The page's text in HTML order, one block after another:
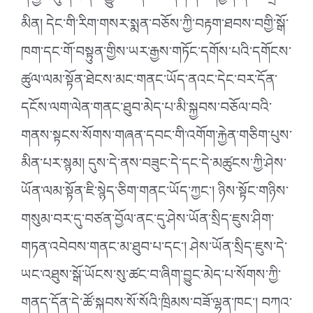
མིན། དེང་གི་རིག་གསར་སྨན་བཅོས་ཀྱི་བརྟག་ཐབས་བགྱི་སྒོ་
ཁག་དང་གོ་བསྟུན་གྱིས་ཡར་རྒྱས་གཏོང་དགོས་པའི་དགོངས་
ཚུལ་ལམ་སྟོན་ཐེངས་མང་གནང་ཡོད་ནའང་དེང་བར་དོན་
དངོས་ལག་ལེན་གནང་ཐུབ་མེད་པ་མི་སྐྱབས་བཅོལ་བའི་
གནས་སྟངས་སོགས་གཞན་དབང་གི་འགོག་རྐྱེན་གཅིག་པུས་
མིན་པར་སྙམ། དུས་དེ་ནས་བཟུང་དེ་དང་དེ་མཚུངས་ཀྱི་ཤེས་
ཡོན་ལམ་སྟོན་ཇི་སྙེད་ཅིག་གནང་ཡོད་ཀྱང༌། ཉིས་སྟོང་གཉིས་
གསུམ་བར་དུ་བཙན་བྱོལ་ནང་དུ་ཤེས་ཡོན་སྲིད་ཇུས་ཤིག་
གཏན་འབེབས་གནང་མ་ཐུབ་པ་དང༌། ཤེས་ཡོན་སྲིད་ཇུས་དེ་
ཡང་འཐུས་སྒོ་ཡོངས་སུ་ཚང་བ་ཞིག་བྱུང་མེད་པ་སོགས་ཀྱི་